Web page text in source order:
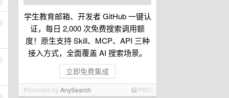
学生教育邮箱、开发者 GitHub 一键认
证，每日 2,000 次免费搜索调用额
度！原生支持 Skill、MCP、API 三种
接入方式，全面覆盖 AI 搜索场景。
立即免费集成
Promoted byAnySearch PRO